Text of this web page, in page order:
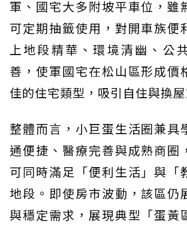
軍、國宅大多附坡平車位，雖
可定期抽籤使用，對開車族便
上地段精華、環境清幽、公
善，使軍國宅在松山區形成價
佳的住宅類型，吸引自住與換屋
整體而言，小巨蛋生活圈兼具
通便捷、醫療完善與成熟商圈
可同時滿足「便利生活」與「
地段。即使房市波動，該區仍
與穩定需求，展現典型「蛋黃